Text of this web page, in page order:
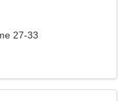
27-33